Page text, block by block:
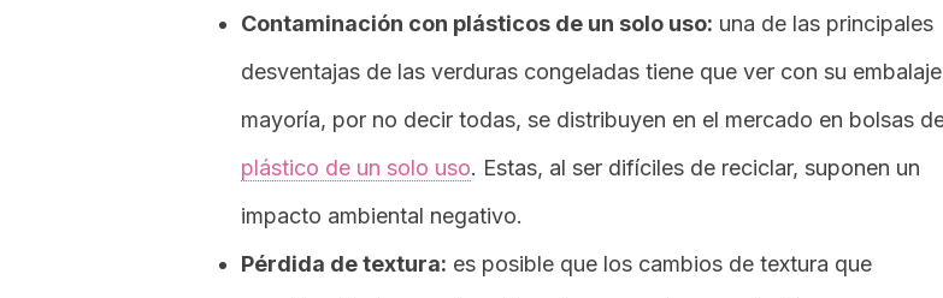
Contaminación con plásticos de un solo uso: una de las principales
desventajas de las verduras congeladas tiene que ver con su
mayoría, por no decir todas, se distribuyen en el mercado en bolsas
plástico de un solo uso. Estas, al ser difíciles de reciclar, suponen un
impacto ambiental negativo.
Pérdida de textura: es posible que los cambios de textura que